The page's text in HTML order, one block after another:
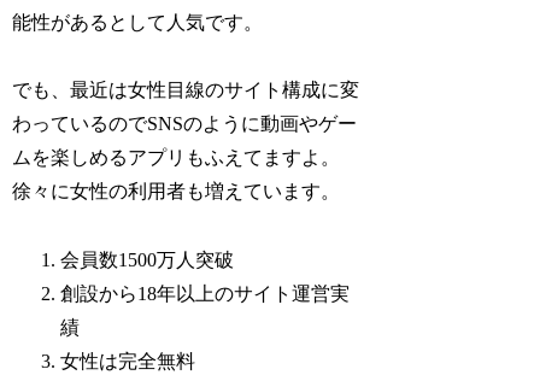
能性があるとして人気です。
でも、最近は女性目線のサイト構成に変
わっているのでSNSのように動画やゲー
ムを楽しめるアプリもふえてますよ。
徐々に女性の利用者も増えています。
会員数1500万人突破
創設から18年以上のサイト運営実
績
女性は完全無料